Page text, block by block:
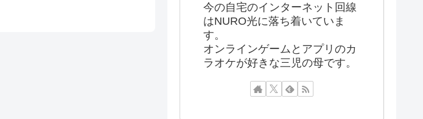
今の自宅のインターネット回線
はNURO光に落ち着いていま
す。
オンラインゲームとアプリのカ
ラオケが好きな三児の母です。